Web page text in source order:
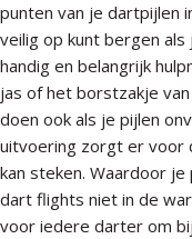
punten van je dartpijlen
veilig op kunt bergen
handig en belangrijk
jas of het borstzakje
doen ook als je pijlen
uitvoering zorgt er voor
kan steken. Waardoor
dart flights niet in de
voor iedere darter om